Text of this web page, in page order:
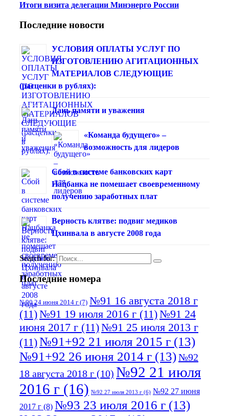
Итоги визита делегации Минэнерго России
Последние новости
УСЛОВИЯ ОПЛАТЫ УСЛУГ ПО
ИЗГОТОВЛЕНИЮ АГИТАЦИОННЫХ
МАТЕРИАЛОВ СЛЕДУЮЩИЕ
(расценки в рублях):
Дань памяти и уважения
«Команда будущего» –
возможность для лидеров
Сбой в системе банковских карт
Нацбанка не помешает своевременному
получению заработных плат
Верность клятве: подвиг медиков
Цхинвала в августе 2008 года
Search for:
Последние номера
№90 24 июня 2014 г (7) №91 16 августа 2018 г
(11)№91 19 июля 2016 г (11)№91 24
июня 2017 г (11)№91 25 июля 2013 г
(11)№91+92 21 июля 2015 г (13)
№91+92 26 июня 2014 г (13)№92
18 августа 2018 г (10) №92 21 июля
2016 г (16) №92 27 июля 2013 г (6) №92 27 июня
2017 г (8) №93 23 июля 2016 г (13)